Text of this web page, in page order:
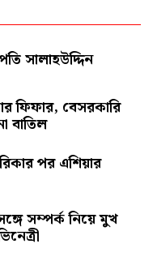
হাজ্জাজ
সালাহউদ্দিন
ফিফার, বেসরকারি
বাতিল
পর এশিয়ার
সম্পর্ক নিয়ে মুখ